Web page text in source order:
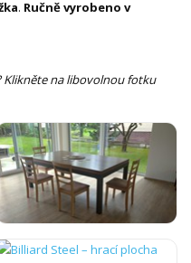
. Ručně vyrobeno v
Klikněte na libovolnou fotku